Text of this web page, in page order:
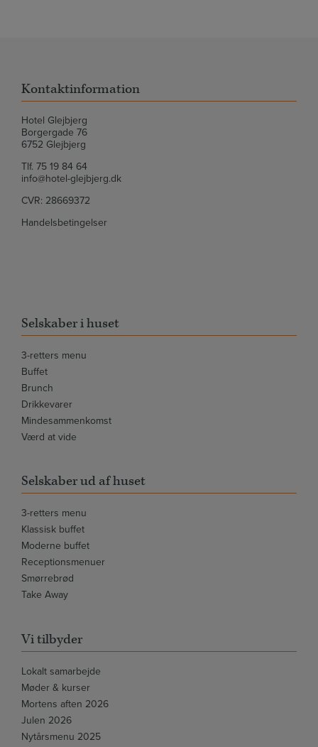
Kontaktinformation
Hotel Glejbjerg
Borgergade 76
6752 Glejbjerg
Tlf. 75 19 84 64
info@hotel-glejbjerg.dk
CVR: 28669372
Handelsbetingelser
Selskaber i huset
3-retters menu
Buffet
Brunch
Drikkevarer
Mindesammenkomst
Værd at vide
Selskaber ud af huset
3-retters menu
Klassisk buffet
Moderne buffet
Receptionsmenuer
Smørrebrød
Take Away
Vi tilbyder
Lokalt samarbejde
Møder & kurser
Mortens aften 2026
Julen 2026
Nytårsmenu 2025